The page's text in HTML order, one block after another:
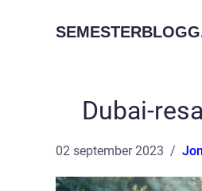
Dubai-
02 september 2023